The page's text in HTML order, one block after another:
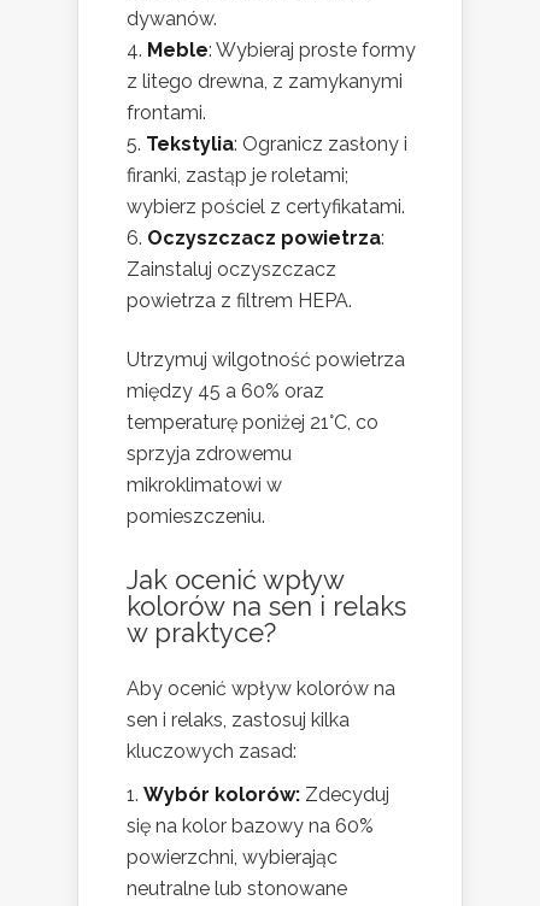
dywanów.
Meble: Wybieraj proste formy
z litego drewna, z zamykanymi
frontami.
Tekstylia: Ogranicz zasłony i
firanki, zastąp je roletami;
wybierz pościel z certyfikatami.
Oczyszczacz powietrza:
Zainstaluj oczyszczacz
powietrza z filtrem HEPA.
Utrzymuj wilgotność powietrza
między 45 a 60% oraz
temperaturę poniżej 21°C, co
sprzyja zdrowemu
mikroklimatowi w
pomieszczeniu.
Jak ocenić wpływ
kolorów na sen i relaks
w praktyce?
Aby ocenić wpływ kolorów na
sen i relaks, zastosuj kilka
kluczowych zasad:
Wybór kolorów: Zdecyduj
się na kolor bazowy na 60%
powierzchni, wybierając
neutralne lub stonowane